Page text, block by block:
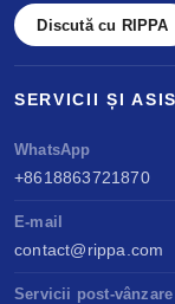
Discută cu RIPPA
SERVICII ȘI
WhatsApp
+8618863721870
E-mail
contact@rippa.com
Servicii post-vânzare